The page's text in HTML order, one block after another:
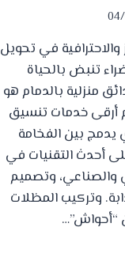
في تحويل
تنبض بالحياة
منزلية بالدمام هو
أرقى خدمات تنسيق
بين الفخامة
أحدث التقنيات في
وتصميم
وتركيب المظلات
“أحواش”…